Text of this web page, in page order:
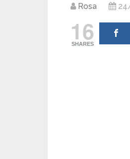
Rosa
16
SHARES